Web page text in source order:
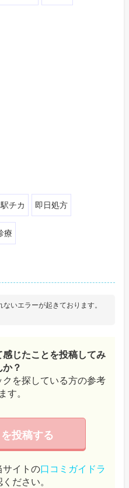
駅チカ 即日処方
療
いエラーが起きております。
じたことを投稿してみ
か？
を探している方の参考
す。
投稿する
サイトの口コミガイドラ
ださい。